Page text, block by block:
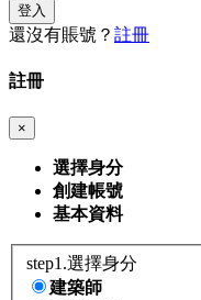
登入
還沒有賬號？ 註冊
註冊
×
選擇身分
創建帳號
基本資料
step1.選擇身分
建築師